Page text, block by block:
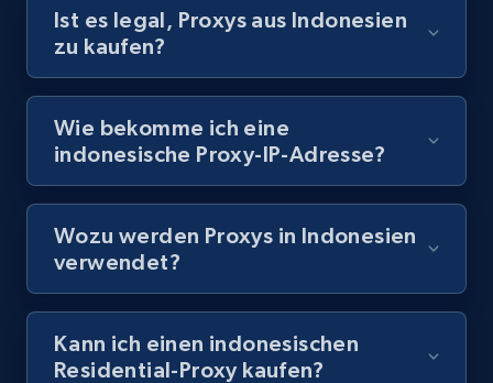
Ist es legal, Proxys aus Indonesien
zu kaufen?
Wie bekomme ich eine
indonesische Proxy-IP-Adresse?
Wozu werden Proxys in Indonesien
verwendet?
Kann ich einen indonesischen
Residential-Proxy kaufen?